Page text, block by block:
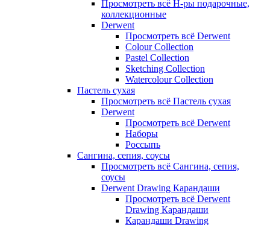
Просмотреть всё Н-ры подарочные,
коллекционные
Derwent
Просмотреть всё Derwent
Colour Collection
Pastel Collection
Sketching Collection
Watercolour Collection
Пастель сухая
Просмотреть всё Пастель сухая
Derwent
Просмотреть всё Derwent
Наборы
Россыпь
Сангина, сепия, соусы
Просмотреть всё Сангина, сепия,
соусы
Derwent Drawing Карандаши
Просмотреть всё Derwent
Drawing Карандаши
Карандаши Drawing